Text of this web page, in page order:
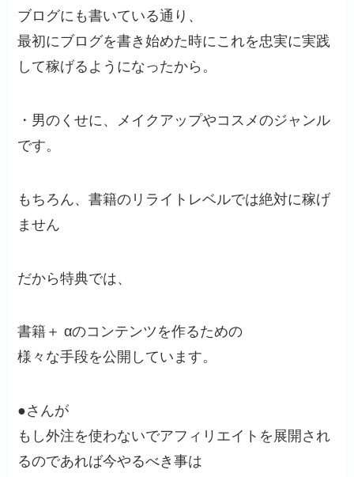
ブログにも書いている通り、
最初にブログを書き始めた時にこれを忠実に実践
して稼げるようになったから。
・男のくせに、メイクアップやコスメのジャンル
です。
もちろん、書籍のリライトレベルでは絶対に稼げ
ません
だから特典では、
書籍＋ αのコンテンツを作るための
様々な手段を公開しています。
●さんが
もし外注を使わないでアフィリエイトを展開され
るのであれば今やるべき事は